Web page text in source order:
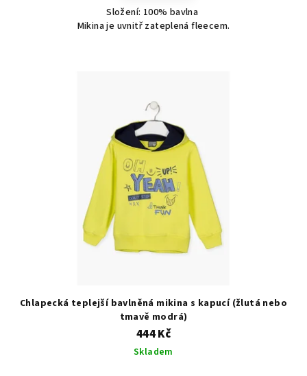
Složení: 100% bavlna
Mikina je uvnitř zateplená fleecem.
Chlapecká teplejší bavlněná mikina s kapucí (žlutá nebo
tmavě modrá)
444 Kč
Skladem